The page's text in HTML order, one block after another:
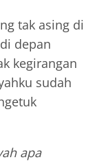
tak asing di
depan
kegirangan
sudah
apa